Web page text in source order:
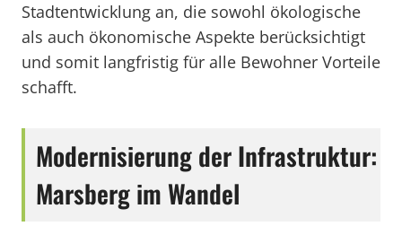
Stadtentwicklung an, die sowohl ökologische
als auch ökonomische Aspekte berücksichtigt
und somit langfristig für alle Bewohner Vorteile
schafft.
Modernisierung der Infrastruktur:
Marsberg im Wandel